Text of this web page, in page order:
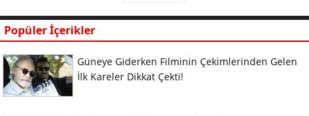
Popüler İçerikler
Güneye Giderken Filminin Çekimlerinden Gelen
İlk Kareler Dikkat Çekti!